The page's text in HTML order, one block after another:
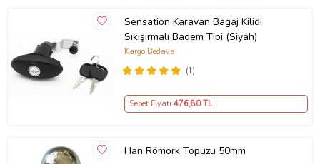
Sensation Karavan Bagaj Kilidi
Sıkışırmalı Badem Tipi (Siyah)
(1)
Kargo Bedava
Sepet Fiyatı 476,80 TL
Han Römork Topuzu 50mm